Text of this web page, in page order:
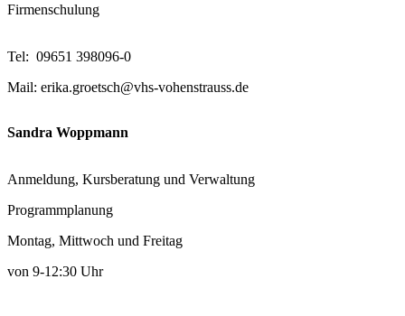
Firmenschulung
Tel: 09651 398096-0
Mail: erika.groetsch@vhs-vohenstrauss.de
Sandra Woppmann
Anmeldung, Kursberatung und Verwaltung
Programmplanung
Montag, Mittwoch und Freitag
von 9-12:30 Uhr